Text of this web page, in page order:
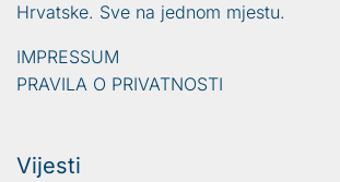
Hrvatske. Sve na jednom mjestu.
IMPRESSUM
PRAVILA O PRIVATNOSTI
Vijesti